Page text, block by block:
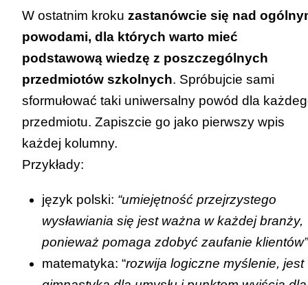
W ostatnim kroku zastanówcie się nad
powodami, dla których warto mieć
podstawową wiedzę z poszczególnych
przedmiotów szkolnych. Spróbujcie sami
sformułować taki uniwersalny powód dla
przedmiotu. Zapiszcie go jako pierwszy wpis
każdej kolumny.
Przykłady:
język polski: “umiejętność przejrzystego
wysławiania się jest ważna w każdej branży,
ponieważ pomaga zdobyć zaufanie klientów”
matematyka: “rozwija logiczne myślenie, jest